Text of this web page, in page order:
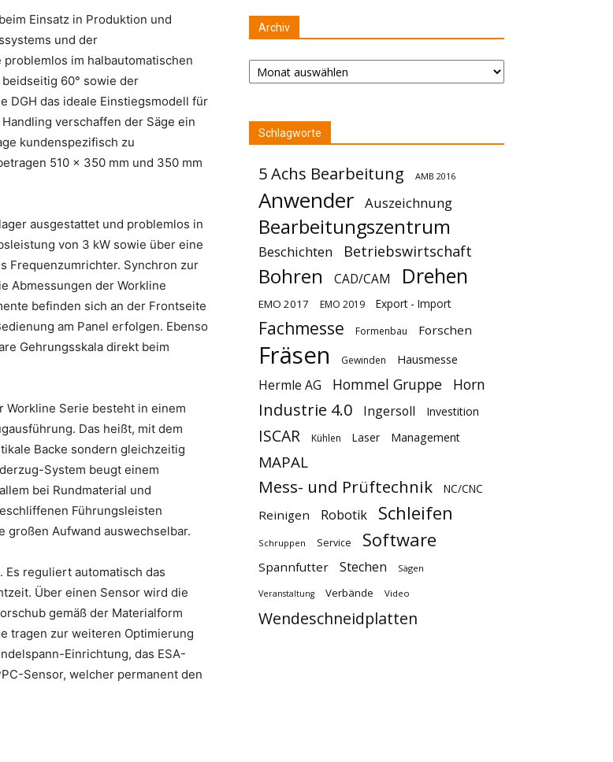
Einsatz in Produktion und
und der
im halbautomatischen
60° sowie der
DGH das ideale Einstiegsmodell für
verschaffen der Säge ein
kundenspezifisch zu
510 x 350 mm und 350 mm
ausgestattet und problemlos in
von 3 kW sowie über eine
Frequenzumrichter. Synchron zur
Abmessungen der Workline
befinden sich an der Frontseite
am Panel erfolgen. Ebenso
Gehrungsskala direkt beim
Workline Serie besteht in einem
Das heißt, mit dem
Backe sondern gleichzeitig
System beugt einem
bei Rundmaterial und
Führungsleisten
großen Aufwand auswechselbar.
Es reguliert automatisch das
Über einen Sensor wird die
gemäß der Materialform
tragen zur weiteren Optimierung
Einrichtung, das ESA-
Sensor, welcher permanent den
Archiv
Archiv
Schlagworte
5 Achs Bearbeitung AMB 2016
Anwender Auszeichnung
Bearbeitungszentrum
Beschichten Betriebswirtschaft
Bohren CAD/CAM Drehen
EMO 2017 EMO 2019 Export - Import
Fachmesse Formenbau Forschen
Fräsen Gewinden Hausmesse
Hermle AG Hommel Gruppe Horn
Industrie 4.0 Ingersoll Investition
ISCAR Kühlen Laser Management
MAPAL
Mess- und Prüftechnik NC/CNC
Reinigen Robotik Schleifen
Schruppen Service Software
Spannfutter Stechen Sägen
Veranstaltung Verbände Video
Wendeschneidplatten